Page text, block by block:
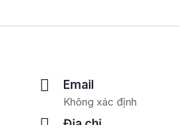
Email
Không xác định